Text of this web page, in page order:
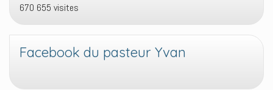
670 655 visites
Facebook du pasteur Yvan